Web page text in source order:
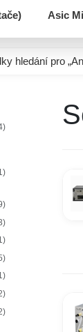
Asic
hledání pro